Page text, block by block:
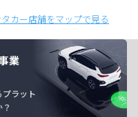
カー店舗をマップで見る
業
ラット